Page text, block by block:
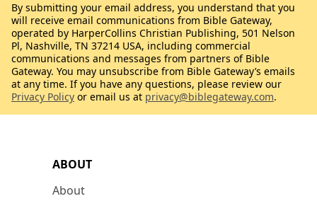
ABOUT
About
By submitting your email address, you understand that you
will receive email communications from Bible Gateway,
operated by HarperCollins Christian Publishing, 501 Nelson
Pl, Nashville, TN 37214 USA, including commercial
communications and messages from partners of Bible
Gateway. You may unsubscribe from Bible Gateway’s emails
at any time. If you have any questions, please review our
Privacy Policy or email us at privacy@biblegateway.com.